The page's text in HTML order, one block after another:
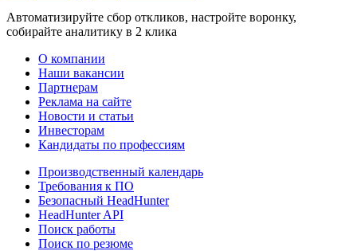
Автоматизируйте сбор откликов, настройте воронку,
собирайте аналитику в 2 клика
О компании
Наши вакансии
Партнерам
Реклама на сайте
Новости и статьи
Инвесторам
Кандидаты по профессиям
Производственный календарь
Требования к ПО
Безопасный HeadHunter
HeadHunter API
Поиск работы
Поиск по резюме